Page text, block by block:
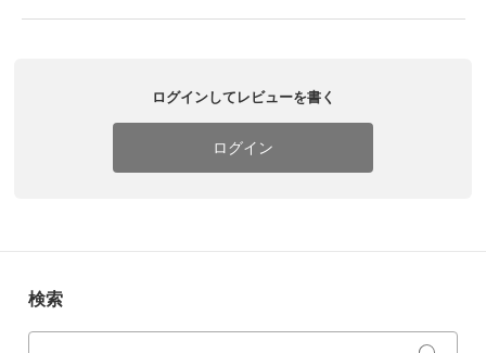
ログインしてレビューを書く
ログイン
検索